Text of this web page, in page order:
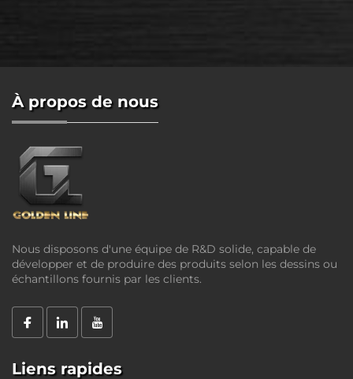
À propos de nous
Nous disposons d'une équipe de R&D solide, capable de
développer et de produire des produits selon les dessins ou
échantillons fournis par les clients.
Liens rapides